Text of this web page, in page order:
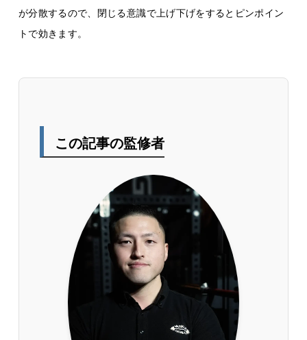
が分散するので、閉じる意識で上げ下げをするとピンポイン
トで効きます。
この記事の監修者